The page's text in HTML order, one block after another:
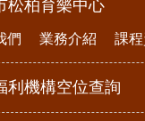
松柏育樂中心
們 業務介紹 課
利機構空位查詢